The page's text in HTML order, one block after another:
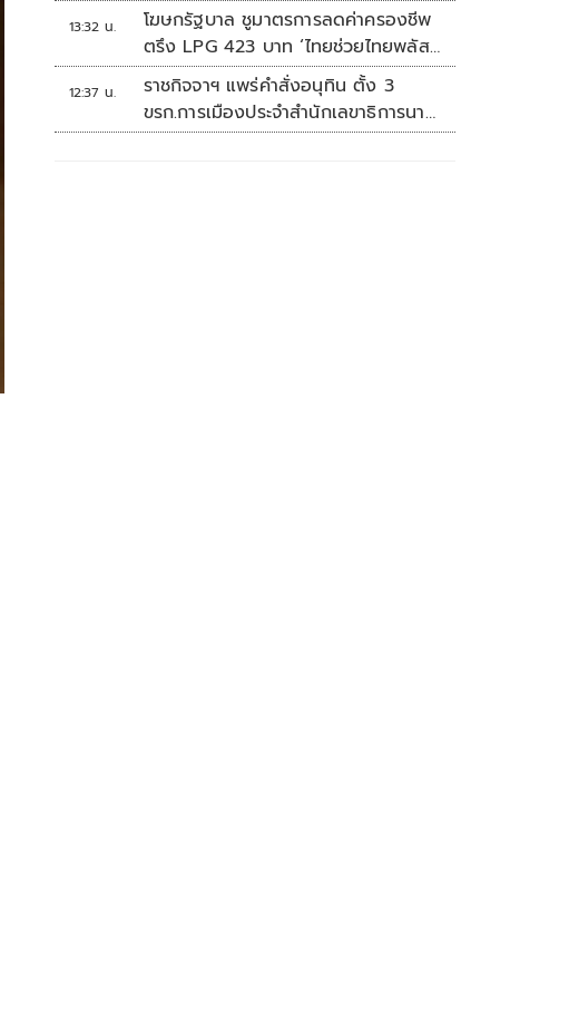
13:32 น.
โฆษกรัฐบาล ชูมาตรการลดค่าครองชีพ
ตรึง LPG 423 บาท ‘ไทยช่วยไทยพลัส’
ดันเงินหมุนแสนล้าน
12:37 น.
ราชกิจจาฯ แพร่คำสั่งอนุทิน ตั้ง 3
ขรก.การเมืองประจำสำนักเลขาธิการนา
ยกฯ